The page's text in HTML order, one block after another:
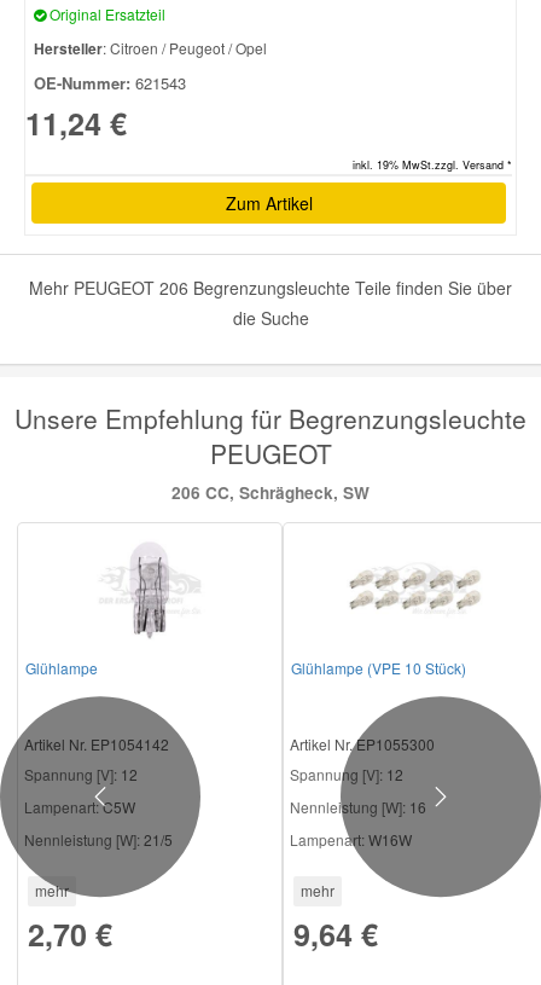
Original Ersatzteil
Hersteller: Citroen / Peugeot / Opel
OE-Nummer: 621543
11,24 €
inkl. 19% MwSt.zzgl. Versand *
Zum Artikel
Mehr PEUGEOT 206 Begrenzungsleuchte Teile finden Sie über
die Suche
Unsere Empfehlung für Begrenzungsleuchte
PEUGEOT
206 CC, Schrägheck, SW
Glühlampe
Artikel Nr. EP1054142
Spannung [V]: 12
Lampenart:C5W
Nennleistung [W]: 21/5
mehr
2,70 €
Glühlampe (VPE 10 Stück)
Artikel Nr. EP1055300
Spannung [V]: 12
Nennleistung [W]: 16
Lampenart: W16W
mehr
9,64 €
Previous Next